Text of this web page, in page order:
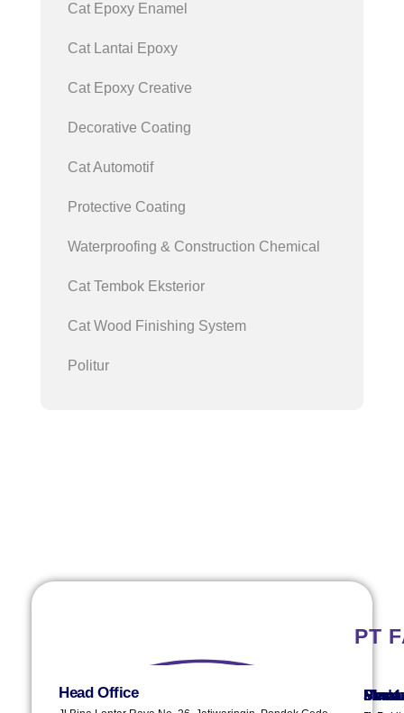
Cat Epoxy Enamel
Cat Lantai Epoxy
Cat Epoxy Creative
Decorative Coating
Cat Automotif
Protective Coating
Waterproofing & Construction Chemical
Cat Tembok Eksterior
Cat Wood Finishing System
Politur
PT
Head Office
Plant
Plant